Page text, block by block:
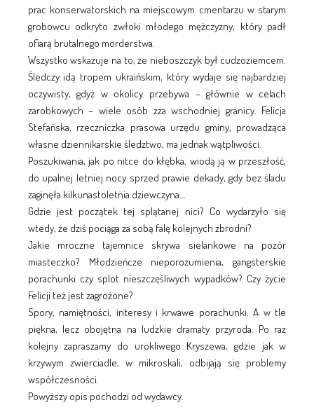
prac konserwatorskich na miejscowym cmentarzu w starym
grobowcu odkryto zwłoki młodego mężczyzny, który padł
ofiarą brutalnego morderstwa.
Wszystko wskazuje na to, że nieboszczyk był cudzoziemcem.
Śledczy idą tropem ukraińskim, który wydaje się najbardziej
oczywisty, gdyż w okolicy przebywa – głównie w celach
zarobkowych – wiele osób zza wschodniej granicy. Felicja
Stefańska, rzeczniczka prasowa urzędu gminy, prowadząca
własne dziennikarskie śledztwo, ma jednak wątpliwości.
Poszukiwania, jak po nitce do kłębka, wiodą ją w przeszłość,
do upalnej letniej nocy sprzed prawie dekady, gdy bez śladu
zaginęła kilkunastoletnia dziewczyna...
Gdzie jest początek tej splątanej nici? Co wydarzyło się
wtedy, że dziś pociąga za sobą falę kolejnych zbrodni?
Jakie mroczne tajemnice skrywa sielankowe na pozór
miasteczko? Młodzieńcze nieporozumienia, gangsterskie
porachunki czy splot nieszczęśliwych wypadków? Czy życie
Felicji też jest zagrożone?
Spory, namiętności, interesy i krwawe porachunki. A w tle
piękna, lecz obojętna na ludzkie dramaty przyroda. Po raz
kolejny zapraszamy do urokliwego Kryszewa, gdzie jak w
krzywym zwierciadle, w mikroskali, odbijają się problemy
współczesności.
Powyższy opis pochodzi od wydawcy.